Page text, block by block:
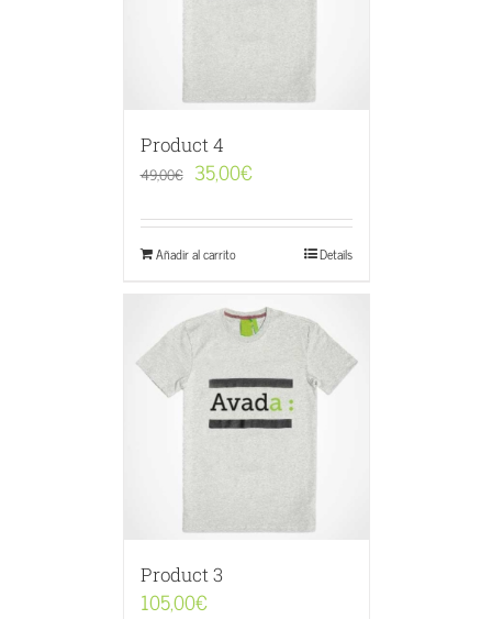
Product 4
49,00€ 35,00€
Añadir al carrito Details
Product 3
105,00€